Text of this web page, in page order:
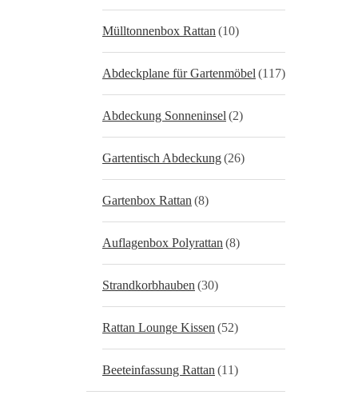
Mülltonnenbox Rattan (10)
Abdeckplane für Gartenmöbel (117)
Abdeckung Sonneninsel (2)
Gartentisch Abdeckung(26)
Gartenbox Rattan (8)
Auflagenbox Polyrattan (8)
Strandkorbhauben (30)
Rattan Lounge Kissen (52)
Beeteinfassung Rattan (11)